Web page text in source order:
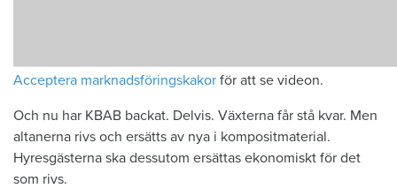
Acceptera marknadsföringskakor för att se videon.
Och nu har KBAB backat. Delvis. Växterna får stå kvar. Men
altanerna rivs och ersätts av nya i kompositmaterial.
Hyresgästerna ska dessutom ersättas ekonomiskt för det
som rivs.